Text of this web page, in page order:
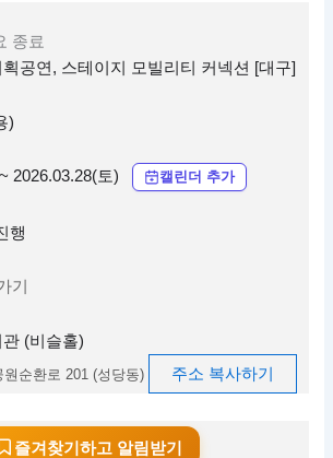
종료
공연, 스테이지 모빌리티 커넥션 [대구]
)
2026.03.28(토) 캘린더 추가
행
기
(비슬홀)
순환로 201 (성당동) 주소 복사하기
즐겨찾기하고 알림받기